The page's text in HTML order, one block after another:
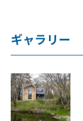
ギャラリー